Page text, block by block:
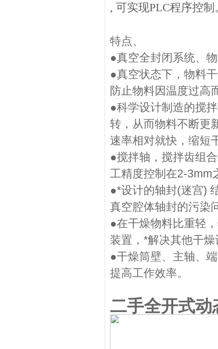
, 可实现PLC程序控制
特点、
●真空全封闭系统、
●真空状态下，物料
防止物料因温度过高
●科学设计制造的搅
转，从而物料不断更
速率相对就快，缩短
●搅拌轴，搅拌齿组
工精度控制在2-3mm
●*设计的轴封(迷宫)
真空腔体轴封的污染
●在干燥物料比重轻
装置，*解决其他干
●干燥筒壁、主轴、
提高工作效率。
二手全开式动